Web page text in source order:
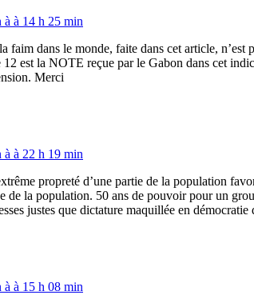
à à 14 h 25 min
faim dans le monde, faite dans cet article,
est la NOTE reçue par le Gabon dans cet
Merci
à à 22 h 19 min
propreté d’une partie de la population
de la population. 50 ans de pouvoir pour un
justes que dictature maquillée en démocratie
à à 15 h 08 min